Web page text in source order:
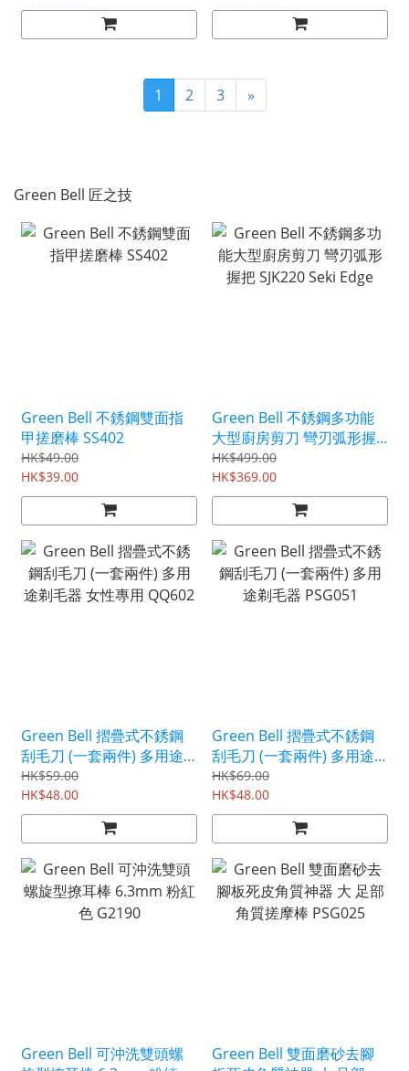
1 2 3 »
Green Bell 匠之技
Green Bell 不銹鋼雙面指
甲搓磨棒 SS402
HK$49.00
HK$39.00
Green Bell 不銹鋼多功能
大型廚房剪刀 彎刃弧形握
把 SJK220 Seki Edge
HK$499.00
HK$369.00
Green Bell 摺疊式不銹鋼
刮毛刀 (一套兩件) 多用途
剃毛器 女性專用 QQ602
HK$59.00
HK$48.00
Green Bell 摺疊式不銹鋼
刮毛刀 (一套兩件) 多用途
剃毛器 PSG051
HK$69.00
HK$48.00
Green Bell 可沖洗雙頭螺
Green Bell 雙面磨砂去腳